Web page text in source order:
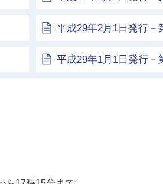
平成29年2月1日発行－
平成29年1月1日発行－